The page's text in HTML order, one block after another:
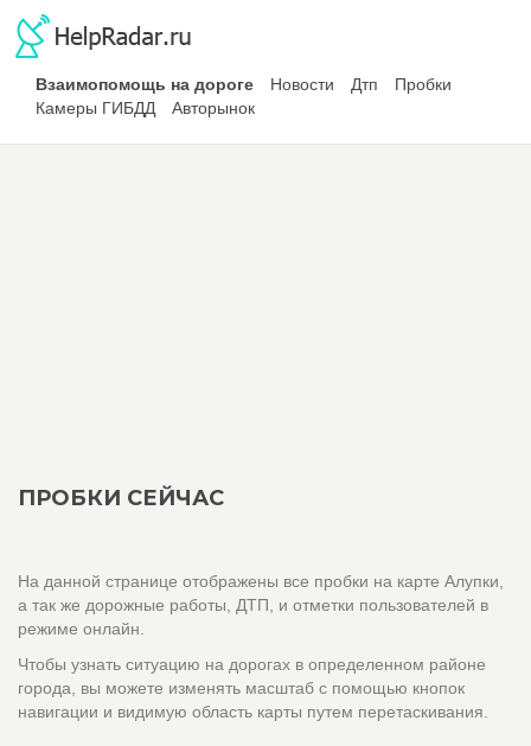
Взаимопомощь на дороге Новости Дтп
Пробки
Камеры ГИБДД
Авторынок
ПРОБКИ СЕЙЧАС
На данной странице отображены все пробки на карте Алупки,
а так же дорожные работы, ДТП, и отметки пользователей в
режиме онлайн.
Чтобы узнать ситуацию на дорогах в определенном районе
города, вы можете изменять масштаб с помощью кнопок
навигации и видимую область карты путем перетаскивания.